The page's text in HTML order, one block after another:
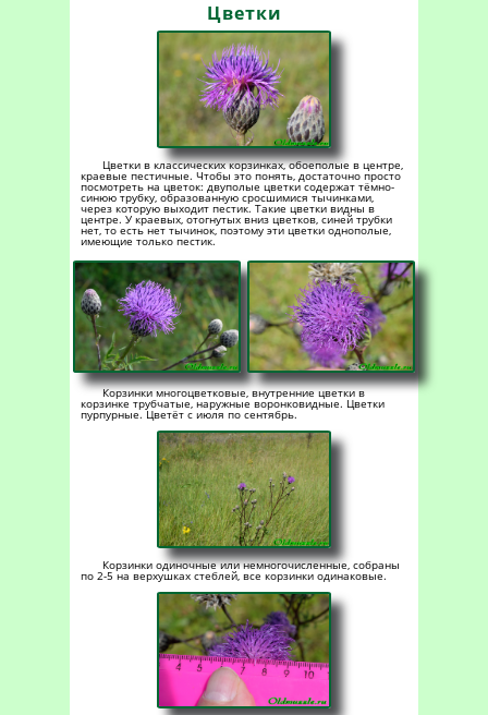
Цветки
Цветки в классических корзинках, обоеполые в центре,
краевые пестичные. Чтобы это понять, достаточно просто
посмотреть на цветок: двуполые цветки содержат тёмно-
синюю трубку, образованную сросшимися тычинками,
через которую выходит пестик. Такие цветки видны в
центре. У краевых, отогнутых вниз цветков, синей трубки
нет, то есть нет тычинок, поэтому эти цветки однополые,
имеющие только пестик.
Корзинки многоцветковые, внутренние цветки в
корзинке трубчатые, наружные воронковидные. Цветки
пурпурные. Цветёт с июля по сентябрь.
Корзинки одиночные или немногочисленные, собраны
по 2-5 на верхушках стеблей, все корзинки одинаковые.